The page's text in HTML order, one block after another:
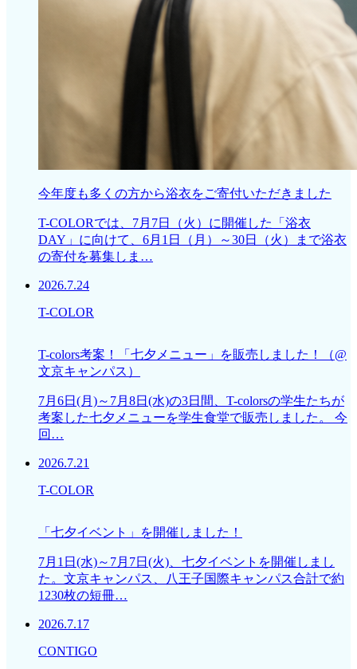
今年度も多くの方から浴衣をご寄付いただきました
T-COLORでは、7月7日（火）に開催した「浴衣
DAY」に向けて、6月1日（月）～30日（火）まで浴衣
の寄付を募集しま…
2026.7.24
T-COLOR
T-colors考案！「七夕メニュー」を販売しました！（@
文京キャンパス）
7月6日(月)～7月8日(水)の3日間、T-colorsの学生たちが
考案した七夕メニューを学生食堂で販売しました。 今
回…
2026.7.21
T-COLOR
「七夕イベント」を開催しました！
7月1日(水)～7月7日(火)、七夕イベントを開催しまし
た。文京キャンパス、八王子国際キャンパス合計で約
1230枚の短冊…
2026.7.17
CONTIGO